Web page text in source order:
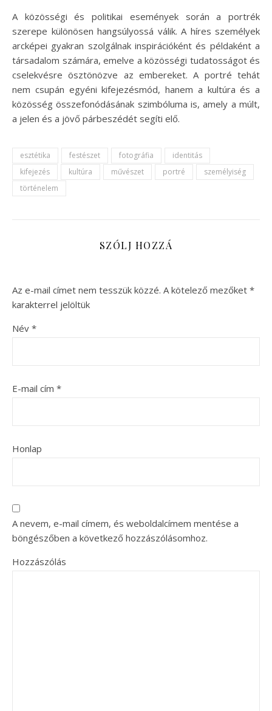
A közösségi és politikai események során a portrék
szerepe különösen hangsúlyossá válik. A híres személyek
arcképei gyakran szolgálnak inspirációként és példaként a
társadalom számára, emelve a közösségi tudatosságot és
cselekvésre ösztönözve az embereket. A portré tehát
nem csupán egyéni kifejezésmód, hanem a kultúra és a
közösség összefonódásának szimbóluma is, amely a múlt,
a jelen és a jövő párbeszédét segíti elő.
esztétika festészet fotográfia
identitás
kifejezés
kultúra művészet portré
személyiség
történelem
SZÓLJ HOZZÁ
Az e-mail címet nem tesszük közzé. A kötelező mezőket *
karakterrel jelöltük
Név *
E-mail cím *
Honlap
A nevem, e-mail címem, és weboldalcímem mentése a
böngészőben a következő hozzászólásomhoz.
Hozzászólás